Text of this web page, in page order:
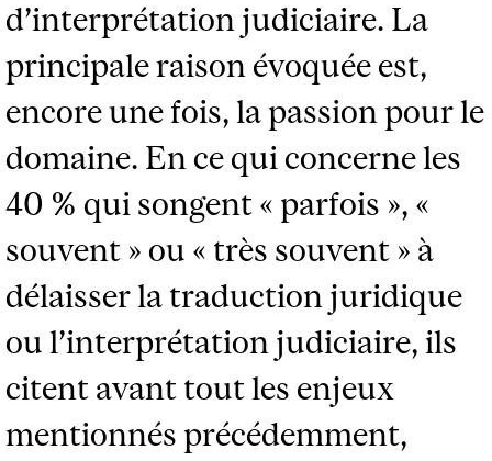
d’interprétation judiciaire. La
principale raison évoquée est,
encore une fois, la passion pour le
domaine. En ce qui concerne les
40 % qui songent « parfois », «
souvent » ou « très souvent » à
délaisser la traduction juridique
ou l’interprétation judiciaire, ils
citent avant tout les enjeux
mentionnés précédemment,